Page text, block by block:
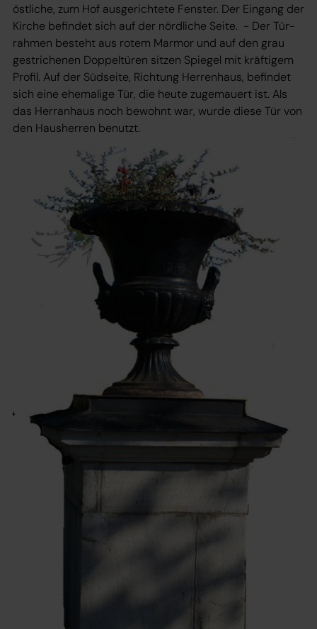
östliche, zum Hof ausgerichtete Fenster. Der Eingang der
Kirche befindet sich auf der nördliche Seite. - Der Tür-
rahmen besteht aus rotem Marmor und auf den grau
gestrichenen Doppeltüren sitzen Spiegel mit kräftigem
Profil. Auf der Südseite, Richtung Herrenhaus, befindet
sich eine ehemalige Tür, die heute zugemauert ist. Als
das Herranhaus noch bewohnt war, wurde diese Tür von
den Hausherren benutzt.